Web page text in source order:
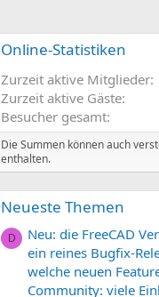
Online-Statistiken
Zurzeit aktive Mitglieder
Zurzeit aktive Gäste
Besucher gesamt
Die Summen können auch
enthalten.
Neueste Themen
D
Neu: die FreeCAD
ein reines Bugfix-
welche neuen
Community: viele